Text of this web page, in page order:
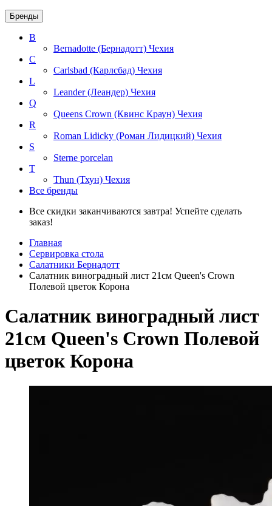
Бренды
B
Bernadotte (Бернадотт) Чехия
C
Carlsbad (Карлсбад) Чехия
L
Leander (Леандер) Чехия
Q
Queens Crown (Квинс Краун) Чехия
R
Roman Lidicky (Роман Лидицкий) Чехия
S
Sterne porcelan
T
Thun (Тхун) Чехия
Все бренды
Все скидки заканчиваются завтра! Успейте сделать
заказ!
Главная
Сервировка стола
Салатники Бернадотт
Салатник виноградный лист 21см Queen's Crown
Полевой цветок Корона
Салатник виноградный лист
21см Queen's Crown Полевой
цветок Корона